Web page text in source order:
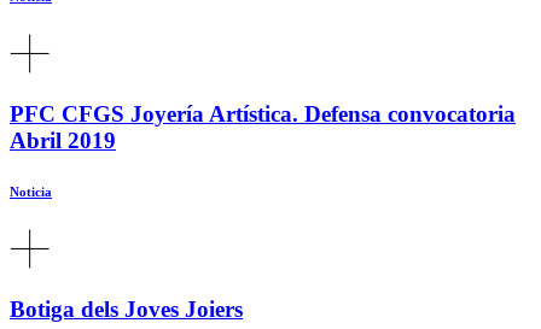
PFC CFGS Joyería Artística. Defensa convocatoria
Abril 2019
Noticia
Botiga dels Joves Joiers